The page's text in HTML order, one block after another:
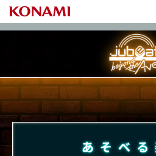
あそべる